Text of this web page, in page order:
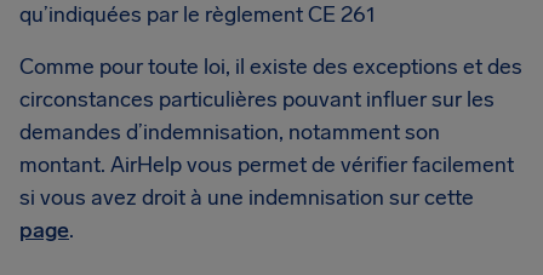
qu’indiquées par le règlement CE 261
Comme pour toute loi, il existe des exceptions et des
circonstances particulières pouvant influer sur les
demandes d’indemnisation, notamment son
montant. AirHelp vous permet de vérifier facilement
si vous avez droit à une indemnisation sur cette
page.